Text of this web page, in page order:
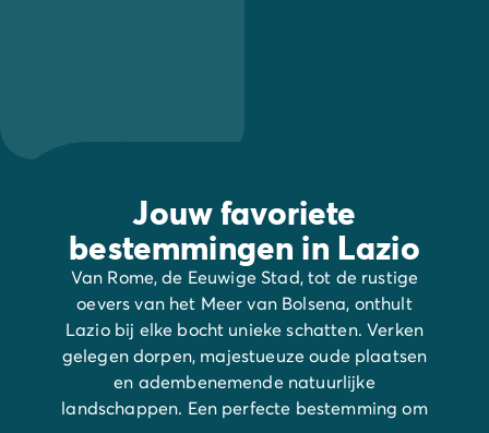
Jouw favoriete
bestemmingen in Lazio
Van Rome, de Eeuwige Stad, tot de rustige
oevers van het Meer van Bolsena, onthult
Lazio bij elke bocht unieke schatten. Verken
gelegen dorpen, majestueuze oude plaatsen
en adembenemende natuurlijke
landschappen. Een perfecte bestemming om